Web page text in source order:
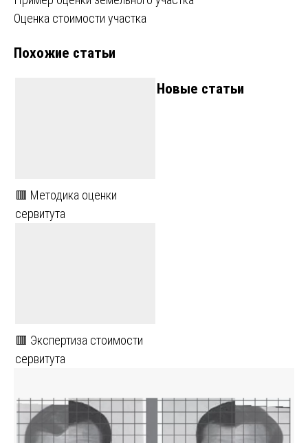
по
записям
Оценка стоимости участка
Похожие статьи
🟥 Методика оценки
сервитута
🟥 Экспертиза стоимости
сервитута
Новые статьи